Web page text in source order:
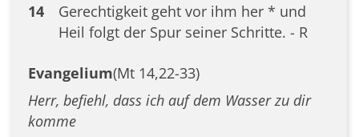
14
Gerechtigkeit geht vor ihm her * und
Heil folgt der Spur seiner Schritte. - R
Evangelium(Mt 14,22-33)
Herr, befiehl, dass ich auf dem Wasser zu dir
komme